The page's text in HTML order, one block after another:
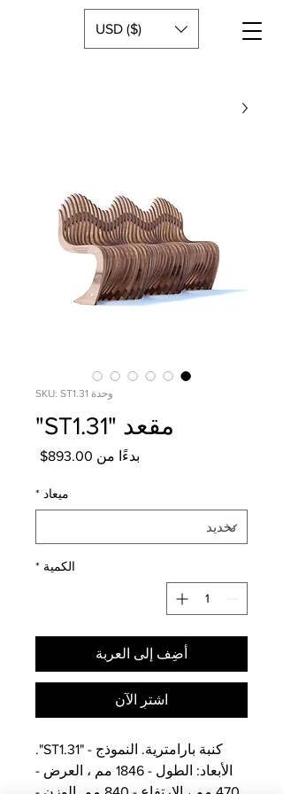
USD ($)
وحدة SKU: ST1.31
مقعد "ST1.31"
بدءًا من 893.00$
ميعاد *
الكمية *
أضِف إلى العربة
اشترِ الآن
كنبة بارامترية. النموذج - "ST1.31".
الأبعاد: الطول - 1846 مم ، العرض -